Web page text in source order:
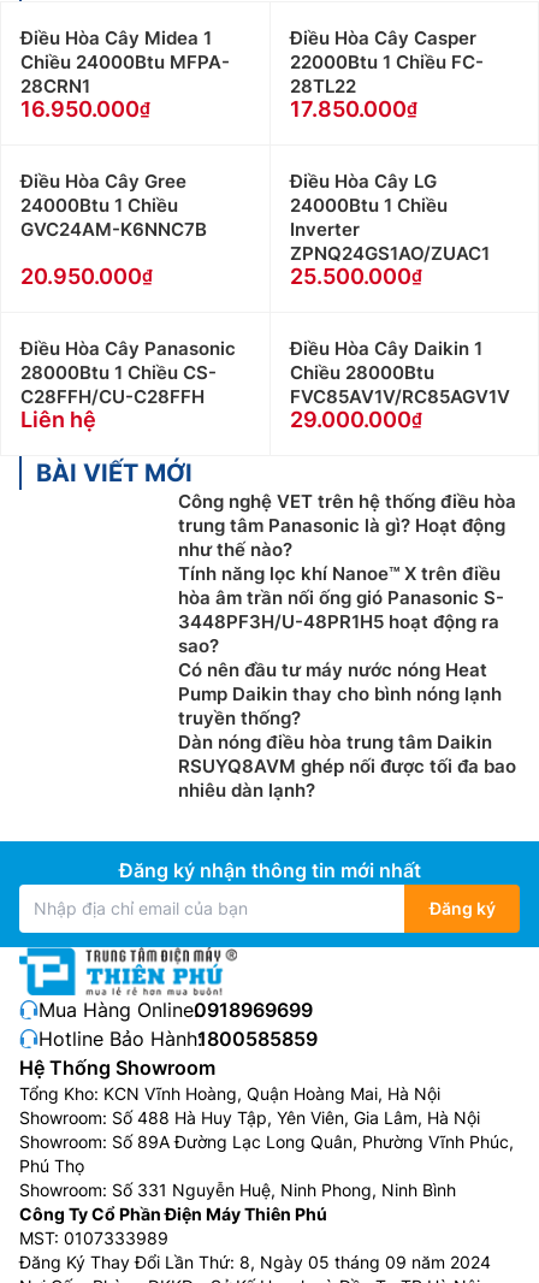
những nơi đông người. Đồng thời, thổi lưu lượng
gió đối lưu mạnh hơn so với các loại máy lạnh treo
tường.
Mitsubishi 45.000 - 50.000btu
Điều Hòa Cây Mitsubishi 45.000 - 50.000btu ồn
hơn điều hòa treo tường khi hoạt động:Do có
công xuất lớn và cấu tạo của dàn lạnh nên khi vân
hòa treo tường.
Giá bán Điều Hòa Cây Mitsubishi 45.000 -
50.000btu cao hơn điều hòa treo tường:Nếu
chọn mua 2 dòng điều hòa treo tường và điều hòa
tủ đứng có cùng thông số kỹ thuật thì điều hòa tủ
đứng thường có giá bán đắt hơn các dòng điều
hòa treo tường có cùng công suất làm lạnh.
Mua Điều Hòa Cây Mitsubishi 45.000 -
50.000btu ở đâu uy tín? Giá Điều Hòa Cây
Mitsubishi 45.000 - 50.000btu ở đâu rẻ?
Điện Máy Thiên Phú là nhà phân phối của rất nhiều
lớn trên thị trường, có đội ngũ tư vấn,
kỹ thuật viên lắp đặt chuyên nghiệp, Các sản phẩm
Điều Hòa Cây Mitsubishi 45.000 - 50.000btu bán ra
đều mới 100% được bảo hành chính hãng và theo tiêu
Khi mua Điều Hòa Cây Mitsubishi 45.000 -
50.000btu tại dienmaythienphu.vn Khách hàng
không chỉ sắm được sản phẩm với giá tốt nhất thị
trường , chất lượng chính hãng, chất lượng đảm
bảo mà còn nhận được rất nhiều chính sách ưu đãi
cho khác:
Cam kết Giá Điều Hòa Cây Mitsubishi 45.000 -
50.000btu tốt nhất thị trường với 100% sản phẩm
chính hãng
Thanh toán khi mua Điều Hòa Cây Mitsubishi
45.000 - 50.000btu thuận tiện, bằng tiền mặt, Sec
hoặc chuyển khoản
Để được tư vấn miễn phí, hỗ trợ kỹ thuật, hướng
dẫn sử dụng quý khách hàng vui lòng liên hệ:
0983666996
Điều Hòa Cây Midea 1
Chiều 24000Btu MFPA-
28CRN1
16.950.000
Điều Hòa Cây Casper
22000Btu 1 Chiều FC-
28TL22
17.850.000
Điều Hòa Cây Gree
24000Btu 1 Chiều
GVC24AM-K6NNC7B
20.950.000
Điều Hòa Cây LG
24000Btu 1 Chiều
Inverter
ZPNQ24GS1AO/ZUAC1
25.500.000
Điều Hòa Cây Panasonic
28000Btu 1 Chiều CS-
C28FFH/CU-C28FFH
Liên hệ
Điều Hòa Cây Daikin 1
Chiều 28000Btu
FVC85AV1V/RC85AGV1V
29.000.000
BÀI VIẾT MỚI
Công nghệ VET trên hệ thống điều hòa
trung tâm Panasonic là gì? Hoạt động
như thế nào?
Tính năng lọc khí Nanoe™ X trên điều
hòa âm trần nối ống gió Panasonic S-
3448PF3H/U-48PR1H5 hoạt động ra
sao?
Có nên đầu tư máy nước nóng Heat
Pump Daikin thay cho bình nóng lạnh
truyền thống?
Dàn nóng điều hòa trung tâm Daikin
RSUYQ8AVM ghép nối được tối đa bao
nhiêu dàn lạnh?
Đăng ký nhận thông tin mới nhất
Đăng ký
Mua Hàng Online:0918969699
Hotline Bảo Hành:1800585859
Hệ Thống Showroom
Tổng Kho: KCN Vĩnh Hoàng, Quận Hoàng Mai, Hà Nội
Showroom: Số 488 Hà Huy Tập, Yên Viên, Gia Lâm, Hà Nội
Showroom: Số 89A Đường Lạc Long Quân, Phường Vĩnh Phúc,
Phú Thọ
Showroom: Số 331 Nguyễn Huệ, Ninh Phong, Ninh Bình
Công Ty Cổ Phần Điện Máy Thiên Phú
MST: 0107333989
Đăng Ký Thay Đổi Lần Thứ: 8, Ngày 05 tháng 09 năm 2024